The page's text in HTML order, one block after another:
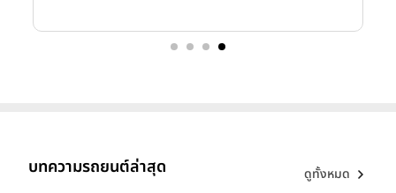
บทความรถยนต์ล่าสุด ดูทั้งหมด